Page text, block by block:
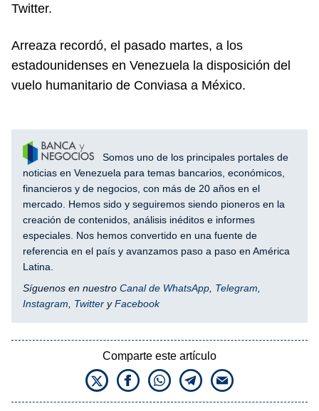
Twitter.
Arreaza recordó, el pasado martes, a los
estadounidenses en Venezuela la disposición del
vuelo humanitario de Conviasa a México.
Somos uno de los principales portales de
noticias en Venezuela para temas bancarios, económicos,
financieros y de negocios, con más de 20 años en el
mercado. Hemos sido y seguiremos siendo pioneros en la
creación de contenidos, análisis inéditos e informes
especiales. Nos hemos convertido en una fuente de
referencia en el país y avanzamos paso a paso en América
Latina.
Síguenos en nuestro Canal de WhatsApp Telegram
Instagram
Twitter yFacebook
Comparte este artículo